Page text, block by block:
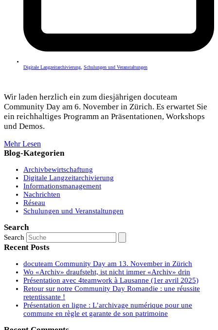
Digitale Langzeitarchivierung, Schulungen und Veranstaltungen
Wir laden herzlich ein zum diesjährigen docuteam
Community Day am 6. November in Zürich. Es erwartet Sie
ein reichhaltiges Programm an Präsentationen, Workshops
und Demos.
Mehr Lesen
Blog-Kategorien
Archivbewirtschaftung
Digitale Langzeitarchivierung
Informationsmanagement
Nachrichten
Réseau
Schulungen und Veranstaltungen
Search
Search
Recent Posts
docuteam Community Day am 13. November in Zürich
Wo «Archiv» draufsteht, ist nicht immer «Archiv» drin
Présentation avec 4teamwork à Lausanne (1er avril 2025)
Retour sur notre Community Day Romandie : une réussite
retentissante !
Présentation en ligne : L’archivage numérique pour une
commune en règle et garante de son patrimoine